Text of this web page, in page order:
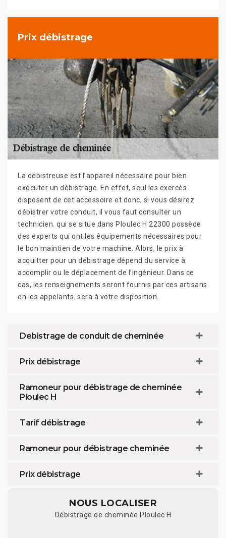
Prix débistrage
La débistreuse est l’appareil nécessaire pour bien
exécuter un débistrage. En effet, seul les exercés
disposent de cet accessoire et donc, si vous désirez
débistrer votre conduit, il vous faut consulter un
technicien. qui se situe dans Ploulec H 22300 possède
des experts qui ont les équipements nécessaires pour
le bon maintien de votre machine. Alors, le prix à
acquitter pour un débistrage dépend du service à
accomplir ou le déplacement de l’ingénieur. Dans ce
cas, les renseignements seront fournis par ces artisans
en les appelants. sera à votre disposition.
Debistrage de conduit de cheminée
Prix débistrage
Ramoneur pour débistrage de cheminée
Ploulec H
Tarif débistrage
Ramoneur pour débistrage cheminée
Prix débistrage
NOUS LOCALISER
Débistrage de cheminée Ploulec H